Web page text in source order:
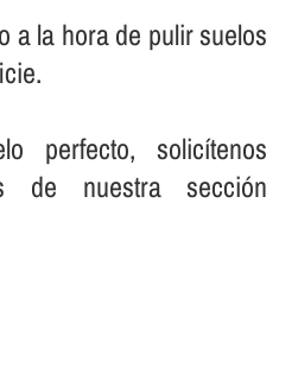
a la hora de pulir suelos
perfecto, solicí­tenos
de nuestra sección